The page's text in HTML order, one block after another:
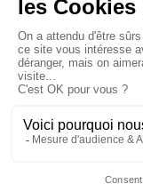
Savigny le temple
Communication
Fontainebleau
Agence de